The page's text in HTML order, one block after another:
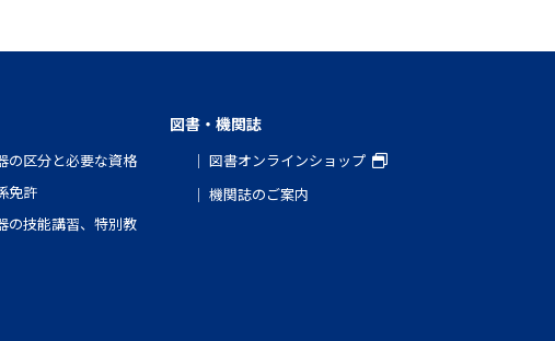
の区分と必要な資格
免許
の技能講習、特別教
図書・機関誌
図書オンラインショップ
機関誌のご案内